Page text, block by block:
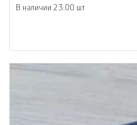
В наличии 23.00 шт